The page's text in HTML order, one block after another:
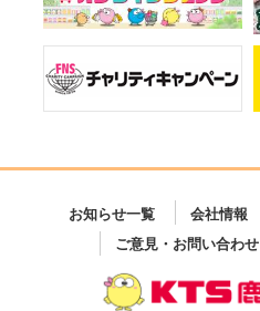
お知らせ一覧 会社情報
ご意見・お問い合わせ